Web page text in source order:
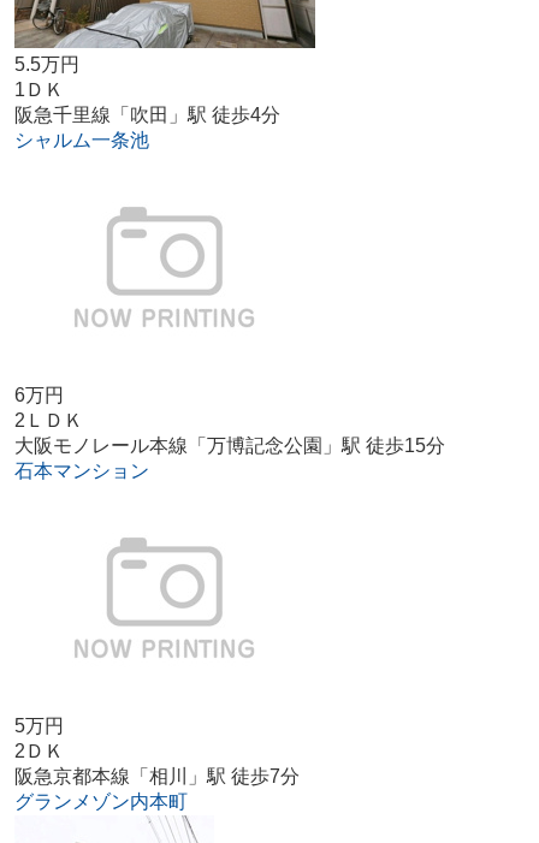
5.5万円
1ＤＫ
阪急千里線「吹田」駅 徒歩4分
シャルム一条池
6万円
2ＬＤＫ
大阪モノレール本線「万博記念公園」駅 徒歩15分
石本マンション
5万円
2ＤＫ
阪急京都本線「相川」駅 徒歩7分
グランメゾン内本町